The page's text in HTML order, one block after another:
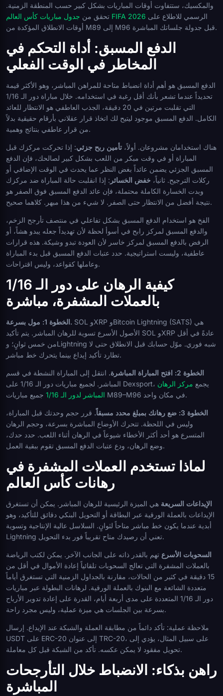
والمكسيك، ستتفاوت أوقات المباريات بشكل كبير حسب المنطقة الزمنية.
تحقق من جدول مباريات كأس العالم FIFA 2026
أوقات الانطلاق المؤكدة من M89 إلى M96 قبل جدولة جلساتك المباشرة.
الدفع المسبق: أداة التحكم في
المخاطر في الوقت الفعلي
الدفع المسبق هو أهم أداة انضباط متاحة للمراهن المباشر، وهو الأكثر قيمة
تحديداً عندما تشعر بأنك أقل رغبة في استخدامه. خلال مباراة دور الـ 1/16
التي تقلبت مرتين في 20 دقيقة، الجذب العاطفي هو الانتظار للعائد
الكامل. الدفع المسبق موجود ليتيح لك اتخاذ قرار عقلاني بأرقام حقيقية بدلاً
من قرار عاطفي بنتائج وهمية.
هناك استخدامان مشروعان. أولاً، تأمين ربح جزئي: إذا تحركت مركزك قبل
المباراة أو في وقت مبكر من اللعب بشكل كبير لصالحك، فإن الدفع
المسبق الجزئي يضمن عائداً بغض النظر عما يحدث في الوقت الإضافي أو
ركلات الترجيح. ثانياً، خفض الخسائر : إذا انقلبت حالة المباراة ضد مركزك
وبدت الخسارة الكاملة محتملة، فإن عائد الدفع المسبق فوق الصفر هو
نتيجة أفضل من الانتظار حتى الصفر. لا شيء من هذا مبهر. كلاهما صحيح.
الفخ هو استخدام الدفع المسبق بشكل تفاعلي في منتصف تأرجح الزخم،
والدفع المسبق لمركز رابح في أسوأ لحظة لأن تهديداً جعله يبدو هشاً، أو
الرفض بالدفع المسبق لمركز خاسر لأن العودة تبدو وشيكة. هذه قرارات
عاطفية، وليست استراتيجية. حدد عتبات الدفع المسبق قبل بدء المباراة
وعاملها كقواعد، وليس اقتراحات.
كيفية الرهان على دور الـ 1/16
بالعملات المشفرة، مباشرة
الخطوة 1: مول بسرعة. SOL وXRP وBitcoin Lightning (SATS) هي
الأصول الأسرع تسوية للرهان المباشر. يتم تأكيد SOL وXRP عادةً في أقل
من خمس ثوانٍ؛ وLightning شبه فوري. موّل حسابك قبل الانطلاق حتى لا
تطارد تأكيد إيداع بينما يتحرك خط مباشر.
الخطوة 2: افتح المباراة المباشرة.
انتقل إلى المباراة النشطة في قسم
المباشر. لجميع مباريات دور الـ 1/16 على Dexsport، يجمع مركز الرهان
المباشر لدور الـ 1/16
جميع مباريات M89–M96 في مكان واحد.
الخطوة 3: ضع رهانك بمبلغ محدد مسبقاً.
قرر حجم وحدتك قبل المباراة،
وليس في اللحظة. تتحرك الأوضاع المباشرة بسرعة، وحجم الرهان
المتسرع هو أحد أكثر الأخطاء شيوعاً في الرهان أثناء اللعب. حدد حدك،
وضع الرهان، ودع عتبات الدفع المسبق تقوم ببقية العمل.
لماذا تستخدم العملات المشفرة في
رهانات كأس العالم
الإيداعات السريعة هي الميزة الرئيسية للرهان المباشر. يمكن أن تستغرق
الإيداعات بالعملة الورقية عبر البطاقة أو التحويل البنكي دقائق للتأكيد، وهو
أبدية عندما يكون خط مباشر متاحاً لثوانٍ. السلاسل عالية الإنتاجية وتسوية
Lightning تعني أن رصيدك متاح تقريباً فور بدء التحويل.
السحوبات الأسرع تهم بالقدر ذاته على الجانب الآخر. يمكن لكتب الرياضة
بالعملات المشفرة التي تعالج السحوبات تلقائياً إعادة الأموال في أقل من
15 دقيقة في كثير من الحالات، مقارنة بالجداول الزمنية التي تستغرق أياماً
متعددة الشائعة مع البنوك بالعملة الورقية. لرهانات البطولة عبر مباريات
دور الـ 1/16 المتعددة على مدى أربعة أيام، القدرة على إعادة تدوير الأرباح
بسرعة بين الجلسات هي ميزة عملية، وليس مجرد راحة.
ملاحظة عملية: تأكد دائماً من مطابقة العملة والشبكة عند الإيداع. إرسال
USDT على ERC-20 إلى عنوان TRC-20، على سبيل المثال، يؤدي إلى
تحويل مفقود لا يمكن عكسه. تأكد من الشبكة قبل كل معاملة.
راهن بذكاء: الانضباط خلال التأرجحات
المباشرة